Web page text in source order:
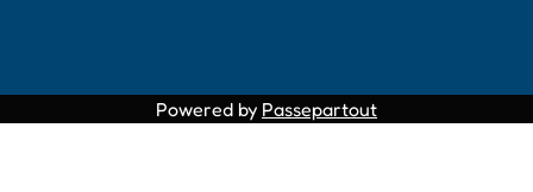
Powered by Passepartout